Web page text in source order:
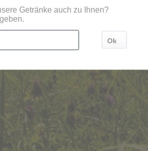
Postleitzahl-Gebieten geliefert